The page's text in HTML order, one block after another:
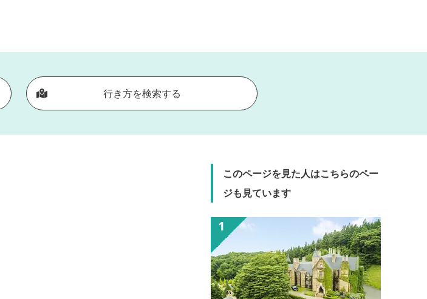
行き方を検索する
このページを見た人はこちらのペー
ジも見ています